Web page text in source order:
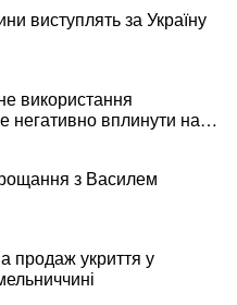
виступлять за Україну
використання
негативно вплинути на
з Василем
продаж укриття у